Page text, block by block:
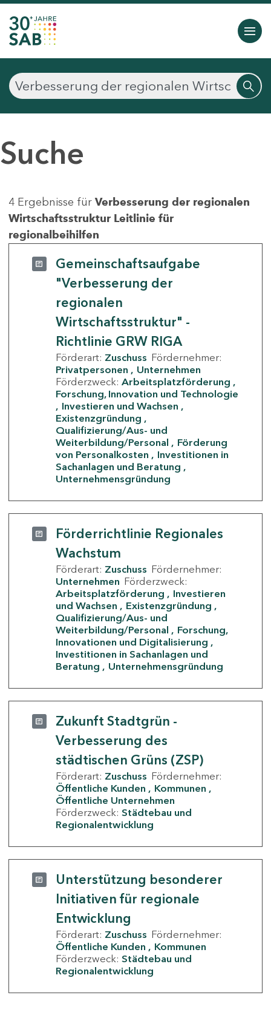
Suche
4 Ergebnisse für Verbesserung der regionalen
Wirtschaftsstruktur Leitlinie für
regionalbeihilfen
Gemeinschaftsaufgabe
"Verbesserung der
regionalen
Wirtschaftsstruktur" -
Richtlinie GRW RIGA
Förderart: Zuschuss Fördernehmer:
Privatpersonen
Unternehmen
Förderzweck: Arbeitsplatzförderung
Forschung, Innovation und Technologie
Investieren und Wachsen
Existenzgründung
Qualifizierung/Aus- und
Weiterbildung/Personal
Förderung
von Personalkosten
Investitionen in
Sachanlagen und Beratung
Unternehmensgründung
Förderrichtlinie Regionales
Wachstum
Förderart: Zuschuss Fördernehmer:
Unternehmen Förderzweck:
Arbeitsplatzförderung
Investieren
und Wachsen
Existenzgründung
Qualifizierung/Aus- und
Weiterbildung/Personal
Forschung,
Innovationen und Digitalisierung
Investitionen in Sachanlagen und
Beratung
Unternehmensgründung
Zukunft Stadtgrün -
Verbesserung des
städtischen Grüns (ZSP)
Förderart: Zuschuss Fördernehmer:
Öffentliche Kunden
Kommunen
Öffentliche Unternehmen
Förderzweck: Städtebau und
Regionalentwicklung
Unterstützung besonderer
Initiativen für regionale
Entwicklung
Förderart: Zuschuss Fördernehmer:
Öffentliche Kunden
Kommunen
Förderzweck: Städtebau und
Regionalentwicklung